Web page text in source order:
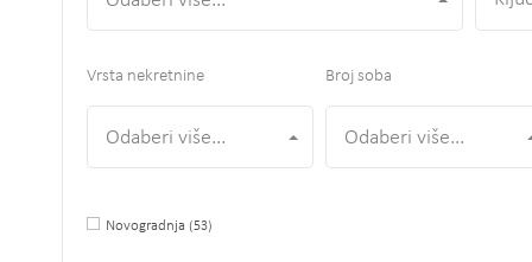
Vrsta nekretnine
Odaberi više...
Broj soba
Odaberi više...
Novogradnja (53)